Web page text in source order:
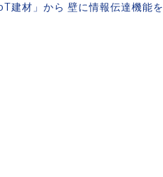
材」から 壁に情報伝達機能